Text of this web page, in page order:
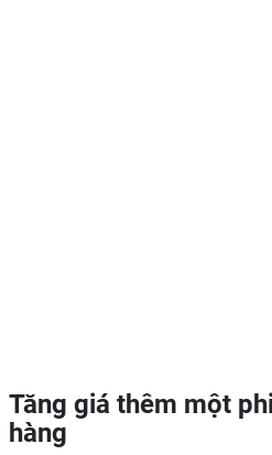
Tăng giá thêm một
hàng